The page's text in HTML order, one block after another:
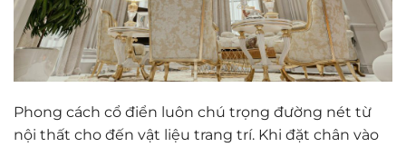
Phong cách cổ điển luôn chú trọng đường nét từ
nội thất cho đến vật liệu trang trí. Khi đặt chân vào